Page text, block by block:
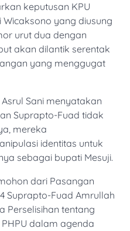
keputusan KPU
Wicaksono yang diusung
urut dua dengan
akan dilantik serentak
yang menggugat
Sani menyatakan
Suprapto-Fuad tidak
mereka
identitas untuk
sebagai bupati Mesuji.
dari Pasangan
Suprapto-Fuad Amrullah
Perselisihan tentang
dalam agenda